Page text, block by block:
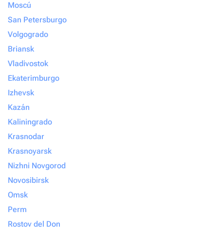
Moscú
San Petersburgo
Volgogrado
Briansk
Vladivostok
Ekaterimburgo
Izhevsk
Kazán
Kaliningrado
Krasnodar
Krasnoyarsk
Nizhni Novgorod
Novosibirsk
Omsk
Perm
Rostov del Don